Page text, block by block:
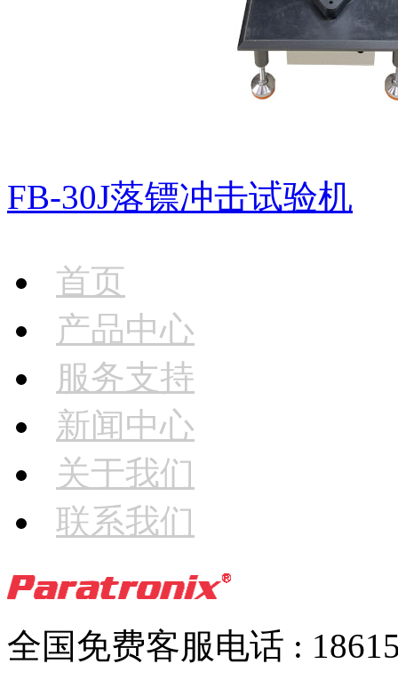
FB-30J落镖冲击试验机
首页
产品中心
服务支持
新闻中心
关于我们
联系我们
全国免费客服电话 :